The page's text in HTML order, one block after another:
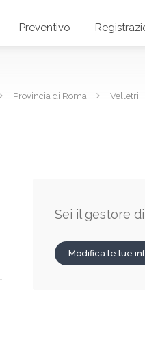
Preventivo
Provincia di Roma Velletri
Sei il gestore
Modifica le tue